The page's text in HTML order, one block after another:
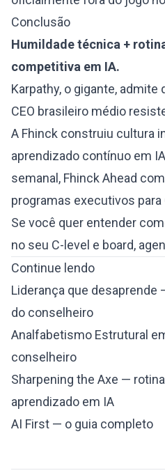
Conclusão
Humildade técnica +
competitiva em IA.
Karpathy, o gigante, admite
CEO brasileiro médio
A Fhinck construiu cultura
aprendizado contínuo em
semanal, Fhinck Ahead
programas executivos
Se você quer entender
no seu C-level e board,
Continue lendo
Liderança que desaprende
do conselheiro
Analfabetismo Estrutural
conselheiro
Sharpening the Axe —
aprendizado em IA
AI First — o guia completo